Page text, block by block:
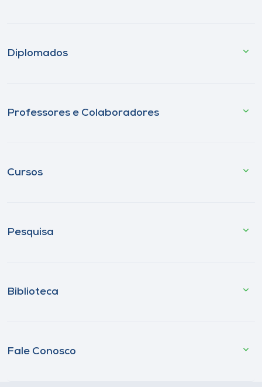
Diplomados
Professores e Colaboradores
Cursos
Pesquisa
Biblioteca
Fale Conosco